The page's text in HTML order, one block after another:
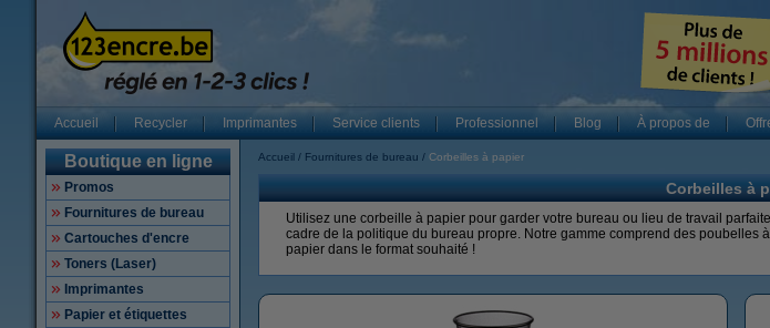
Accueil Recycler Imprimantes Service clients Professionnel Blog À propos de
Boutique en ligne
Promos
Fournitures de bureau
Cartouches d'encre
Toners (Laser)
Imprimantes
Papier et étiquettes
Accueil Fournitures de bureau Corbeilles à papier
Corbeilles à
Utilisez une corbeille à papier pour garder votre bureau ou lieu de travail
cadre de la politique du bureau propre. Notre gamme comprend des poubelles
papier dans le format souhaité !